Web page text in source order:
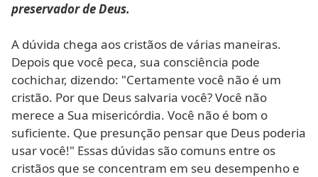
preservador de Deus.
A dúvida chega aos cristãos de várias maneiras.
Depois que você peca, sua consciência pode
cochichar, dizendo: "Certamente você não é um
cristão. Por que Deus salvaria você? Você não
merece a Sua misericórdia. Você não é bom o
suficiente. Que presunção pensar que Deus poderia
usar você!" Essas dúvidas são comuns entre os
cristãos que se concentram em seu desempenho e